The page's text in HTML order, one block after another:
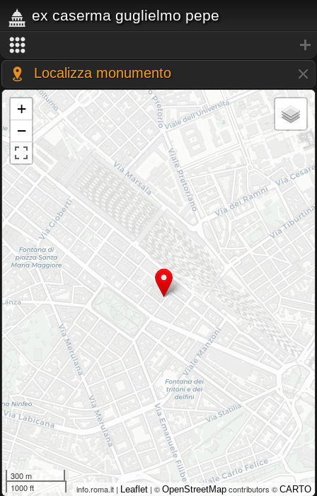
ex caserma guglielmo pepe
Localizza monumento
+
−
300 m
1000 ft
info.roma.it | Leaflet | © OpenStreetMap contributors © CARTO